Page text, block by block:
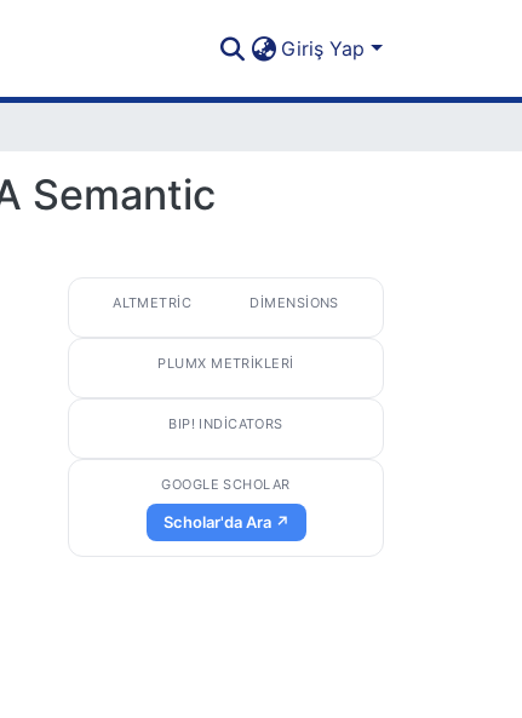
Giriş Yap
Semantic
ALTMETRIC DIMENSIONS
PLUMX METRIKLERI
BIP! INDICATORS
GOOGLE SCHOLAR
Scholar'da Ara ↗